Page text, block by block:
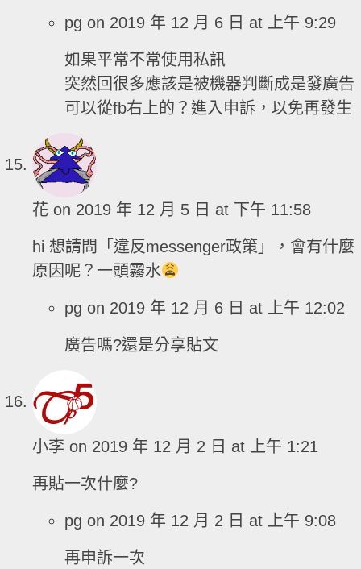
pg on 2019 年 12 月 6 日 at 上午 9:29
如果平常不常使用私訊
突然回很多應該是被機器判斷成是發廣告
可以從fb右上的？進入申訴，以免再發生
花 on 2019 年 12 月 5 日 at 下午 11:58
hi 想請問「違反messenger政策」，會有什麼
原因呢？一頭霧水
pg on 2019 年 12 月 6 日 at 上午 12:02
廣告嗎?還是分享貼文
小李 on 2019 年 12 月 2 日 at 上午 1:21
再貼一次什麼?
pg on 2019 年 12 月 2 日 at 上午 9:08
再申訴一次